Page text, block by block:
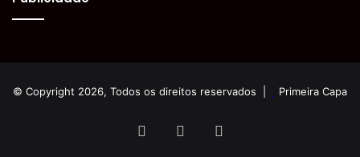
© Copyright 2026, Todos os direitos reservados | Primeira Capa
FacebookYouTube